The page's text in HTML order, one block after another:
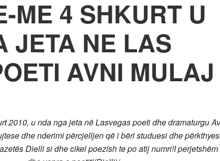
ME 4 SHKURT U
JETA NE LAS
AVNI MULAJ
2010, u nda nga jeta në Lasvegas poeti dhe dramaturgu
dhe nderimi përcjelljen që i bëri studuesi dhe
Dielli si dhe cikel poezish te po atij numri!I